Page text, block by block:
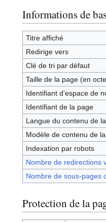
Informations de
Titre affiché
Redirige vers
Clé de tri par défaut
Taille de la page (en
Identifiant dʼespace de
Identifiant de la page
Langue du contenu de
Modèle de contenu de
Indexation par robots
Nombre de redirections
Nombre de sous-pages
Protection de la